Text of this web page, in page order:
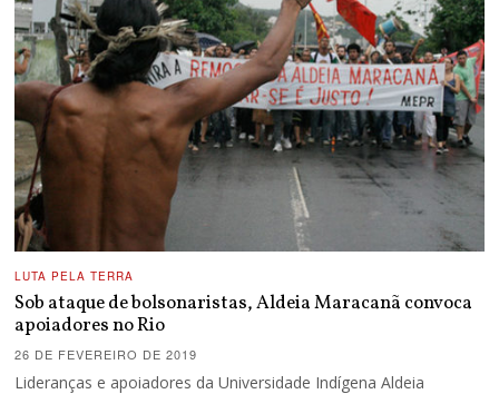
LUTA PELA TERRA
Sob ataque de bolsonaristas, Aldeia Maracanã convoca
apoiadores no Rio
26 DE FEVEREIRO DE 2019
Lideranças e apoiadores da Universidade Indígena Aldeia